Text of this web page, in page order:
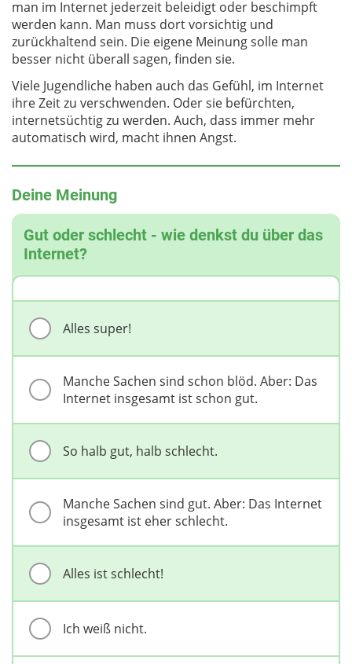
man im Internet jederzeit beleidigt oder beschimpft
werden kann. Man muss dort vorsichtig und
zurückhaltend sein. Die eigene Meinung solle man
besser nicht überall sagen, finden sie.
Viele Jugendliche haben auch das Gefühl, im Internet
ihre Zeit zu verschwenden. Oder sie befürchten,
internetsüchtig zu werden. Auch, dass immer mehr
automatisch wird, macht ihnen Angst.
Deine Meinung
Gut oder schlecht - wie denkst du über das
Internet?
Alles super!
Manche Sachen sind schon blöd. Aber: Das
Internet insgesamt ist schon gut.
So halb gut, halb schlecht.
Manche Sachen sind gut. Aber: Das Internet
insgesamt ist eher schlecht.
Alles ist schlecht!
Ich weiß nicht.